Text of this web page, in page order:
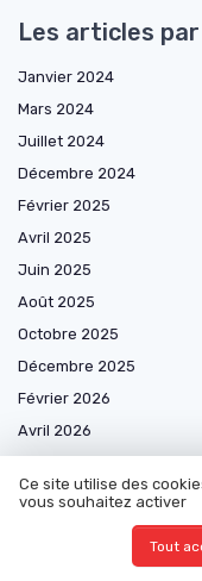
Les articles
Janvier 2024
Mars 2024
Juillet 2024
Décembre 2024
Février 2025
Avril 2025
Juin 2025
Août 2025
Octobre 2025
Décembre 2025
Février 2026
Avril 2026
Août 2026
Ce site utilise des
vous souhaitez activer
Tout